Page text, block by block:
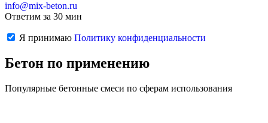
info@mix-beton.ru
Ответим за 30 мин
Я принимаю Политику конфиденциальности
Бетон по применению
Популярные бетонные смеси по сферам использования